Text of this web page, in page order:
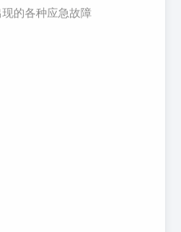
的各种应急故障